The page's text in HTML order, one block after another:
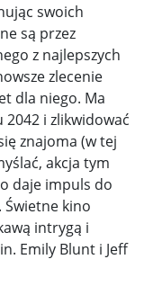
swoich
są przez
z najlepszych
zlecenie
dla niego. Ma
i zlikwidować
znajoma (w tej
akcja tym
daje impuls do
Świetne kino
intrygą i
Emily Blunt i Jeff